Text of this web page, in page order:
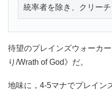
統率者を除き、クリー
待望のプレインズウォーカ
り/Wrath of God》だ。
地味に，4-5マナでプレイン